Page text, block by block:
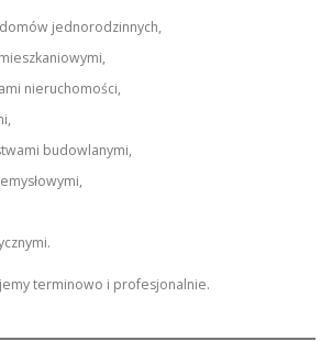
jednorodzinnych,
nieruchomości,
budowlanymi,
terminowo i profesjonalnie.